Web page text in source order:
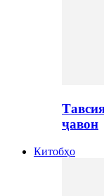
ҷавон
Китобҳо